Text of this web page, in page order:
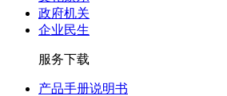
政府机关
企业民生
服务下载
产品手册说明书